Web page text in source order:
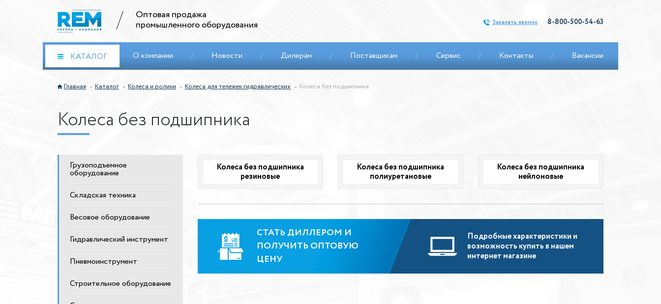
Оптовая продажа
промышленного оборудования
Заказать звонок 8-800-500-54-63
КАТАЛОГ О компании / Новости / Дилерам / Поставщикам / Сервис / Контакты / Вакансии
Главная Каталог Колеса и ролики Колеса для тележек гидравлических Колеса без подшипника
Колеса без подшипника
Грузоподъемное
оборудование
Складская техника
Весовое оборудование
Гидравлический инструмент
Пневмоинструмент
Строительное оборудование
Колеса без подшипника
резиновые
Колеса без подшипника
полиуретановые
Колеса без подшипника
нейлоновые
СТАТЬ ДИЛЛЕРОМ И
ПОЛУЧИТЬ ОПТОВУЮ
ЦЕНУ
Подробные характеристики и
возможность купить в нашем
интернет магазине